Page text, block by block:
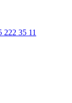
222 35 11